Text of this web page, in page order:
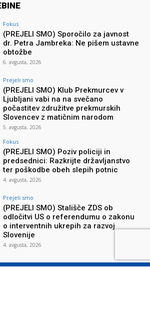
Fokus
(PREJELI SMO) Sporočilo za javnost
dr. Petra Jambreka: Ne pišem ustavne
obtožbe
6. avgusta, 2026
Prejeli smo
(PREJELI SMO) Klub Prekmurcev v
Ljubljani vabi na na svečano
počastitev združitve prekmurskih
Slovencev z matičnim narodom
5. avgusta, 2026
Fokus
(PREJELI SMO) Poziv policiji in
predsednici: Razkrijte državljanstvo
ter poškodbe obeh slepih potnic
4. avgusta, 2026
Prejeli smo
(PREJELI SMO) Stališče ZDS ob
odločitvi US o referendumu o zakonu
o interventnih ukrepih za razvoj
Slovenije
4. avgusta, 2026